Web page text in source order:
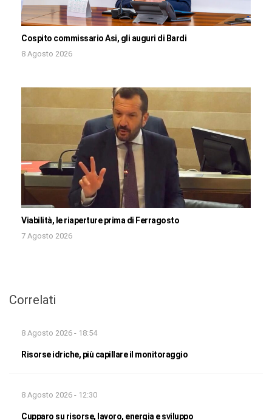
Cospito commissario Asi, gli auguri di Bardi
8 Agosto 2026
Viabilità, le riaperture prima di Ferragosto
7 Agosto 2026
Correlati
8 Agosto 2026 - 18:54
Risorse idriche, più capillare il monitoraggio
8 Agosto 2026 - 12:30
Cupparo su risorse, lavoro, energia e sviluppo